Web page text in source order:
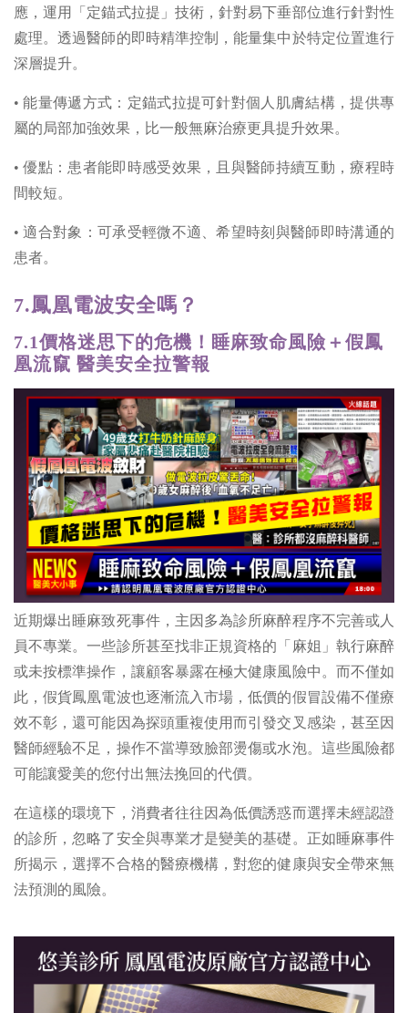
應，運用「定錨式拉提」技術，針對易下垂部位進行針對性
處理。透過醫師的即時精準控制，能量集中於特定位置進行
深層提升。
• 能量傳遞方式：定錨式拉提可針對個人肌膚結構，提供專
屬的局部加強效果，比一般無麻治療更具提升效果。
• 優點：患者能即時感受效果，且與醫師持續互動，療程時
間較短。
• 適合對象：可承受輕微不適、希望時刻與醫師即時溝通的
患者。
7.鳳凰電波安全嗎？
7.1價格迷思下的危機！睡麻致命風險＋假鳳
凰流竄 醫美安全拉警報
近期爆出睡麻致死事件，主因多為診所麻醉程序不完善或人
員不專業。一些診所甚至找非正規資格的「麻姐」執行麻醉
或未按標準操作，讓顧客暴露在極大健康風險中。而不僅如
此，假貨鳳凰電波也逐漸流入市場，低價的假冒設備不僅療
效不彰，還可能因為探頭重複使用而引發交叉感染，甚至因
醫師經驗不足，操作不當導致臉部燙傷或水泡。這些風險都
可能讓愛美的您付出無法挽回的代價。
在這樣的環境下，消費者往往因為低價誘惑而選擇未經認證
的診所，忽略了安全與專業才是變美的基礎。正如睡麻事件
所揭示，選擇不合格的醫療機構，對您的健康與安全帶來無
法預測的風險。